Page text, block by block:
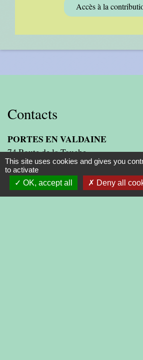
Accès à la
Contacts
PORTES EN VALDAINE
74 Route de la Touche
26160 Portes-en-Valdaine - FRANCE
+33 4 75 46 22 94
Contact par formulaire
This site uses cookies and gives you
to activate
OK, accept all
Deny all